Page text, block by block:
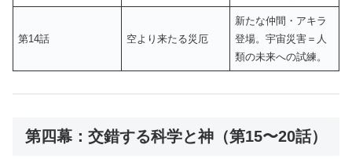
第14話 空より来たる災厄
新たな仲間・アキラ
登場。宇宙災害＝人
類の未来への試練。
第四幕：交錯する科学と神（第15〜20話）